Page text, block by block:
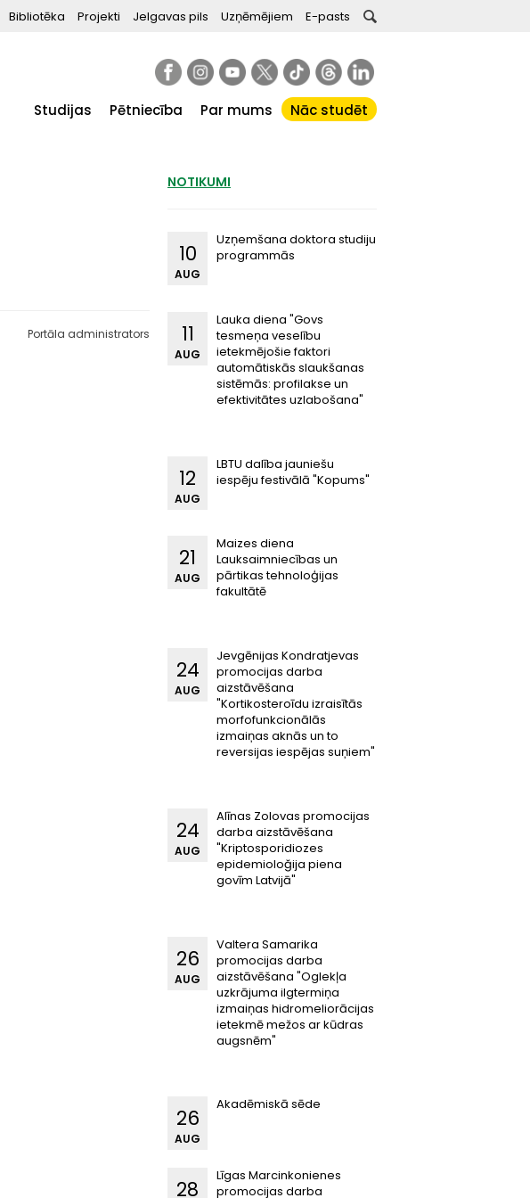
Bibliotēka Projekti Jelgavas pils Uzņēmējiem E-pasts
Studijas Pētniecība Par mums Nāc studēt
Portāla administrators
NOTIKUMI
Uzņemšana doktora studiju
programmās
10
AUG
Lauka diena "Govs
tesmeņa veselību
ietekmējošie faktori
automātiskās slaukšanas
sistēmās: profilakse un
efektivitātes uzlabošana"
11
AUG
LBTU dalība jauniešu
iespēju festivālā "Kopums"
12
AUG
Maizes diena
Lauksaimniecības un
pārtikas tehnoloģijas
fakultātē
21
AUG
Jevgēnijas Kondratjevas
promocijas darba
aizstāvēšana
"Kortikosteroīdu izraisītās
morfofunkcionālās
izmaiņas aknās un to
reversijas iespējas suņiem"
24
AUG
Alīnas Zolovas promocijas
darba aizstāvēšana
"Kriptosporidiozes
epidemioloğija piena
govīm Latvijā"
24
AUG
Valtera Samarika
promocijas darba
aizstāvēšana "Oglekļa
uzkrājuma ilgtermiņa
izmaiņas hidromeliorācijas
ietekmē mežos ar kūdras
augsnēm"
26
AUG
Akadēmiskā sēde
26
AUG
Līgas Marcinkonienes
promocijas darba
28